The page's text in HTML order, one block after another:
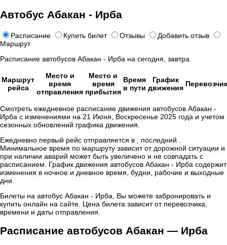
Автобус Абакан - Ирба
Расписание Купить билет Отзывы
Добавить отзыв
Маршрут
Расписание автобусов Абакан - Ирба на сегодня, завтра.
Маршрут
рейса
Место и
время
отправления
Место и
время
прибытия
Время
в пути
График
движения Перевозчик
Смотреть ежедневное расписание движения автобусов Абакан -
Ирба с изменениями на 21 Июня, Воскресенье 2025 года и учетом
сезонных обновлений графика движения.
Ежедневно первый рейс отправляется в , последний .
Минимальное время по маршруту зависит от дорожной ситуации и
при наличии аварий может быть увеличено и не совпадать с
расписанием. График движения автобусов Абакан - Ирба содержит
изменения в ночное и дневное время, будни, рабочие и выходные
дни.
Билеты на автобус Абакан - Ирба, Вы можете забронировать и
купить онлайн на сайте. Цена билета зависит от перевозчика,
времени и даты отправления.
Расписание автобусов Абакан — Ирба